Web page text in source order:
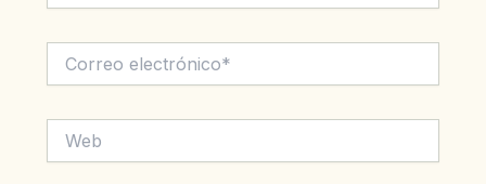
electrónico*